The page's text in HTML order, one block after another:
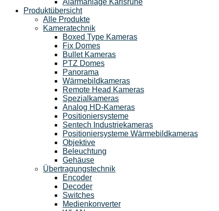
Alarmanlage Karlsruhe
Produktübersicht
Alle Produkte
Kameratechnik
Boxed Type Kameras
Fix Domes
Bullet Kameras
PTZ Domes
Panorama
Wärmebildkameras
Remote Head Kameras
Spezialkameras
Analog HD-Kameras
Positioniersysteme
Sentech Industriekameras
Positioniersysteme Wärmebildkameras
Objektive
Beleuchtung
Gehäuse
Übertragungstechnik
Encoder
Decoder
Switches
Medienkonverter